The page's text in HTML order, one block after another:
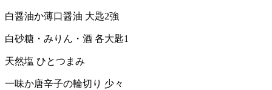
白醤油か薄口醤油 大匙2強
白砂糖・みりん・酒 各大匙1
天然塩 ひとつまみ
一味か唐辛子の輪切り 少々